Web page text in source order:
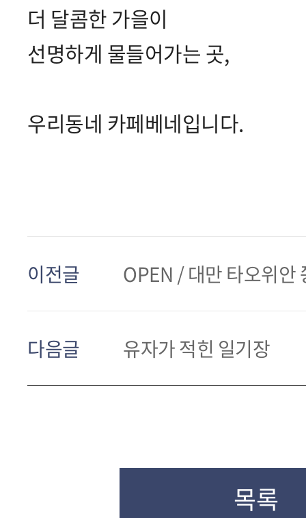
더 달콤한 가을이
선명하게 물들어가는 곳,
우리동네 카페베네입니다.
이전글 OPEN / 대만 타오위안
다음글 유자가 적힌 일기장
목록